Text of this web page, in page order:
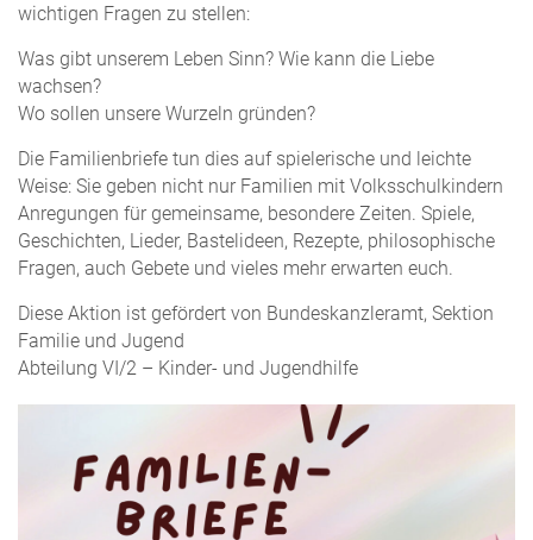
wichtigen Fragen zu stellen:
Was gibt unserem Leben Sinn? Wie kann die Liebe
wachsen?
Wo sollen unsere Wurzeln gründen?
Die Familienbriefe tun dies auf spielerische und leichte
Weise: Sie geben nicht nur Familien mit Volksschulkindern
Anregungen für gemeinsame, besondere Zeiten. Spiele,
Geschichten, Lieder, Bastelideen, Rezepte, philosophische
Fragen, auch Gebete und vieles mehr erwarten euch.
Diese Aktion ist gefördert von Bundeskanzleramt, Sektion
Familie und Jugend
Abteilung VI/2 – Kinder- und Jugendhilfe